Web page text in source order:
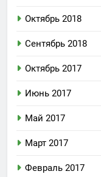
Октябрь 2018
Сентябрь 2018
Октябрь 2017
Июнь 2017
Май 2017
Март 2017
Февраль 2017